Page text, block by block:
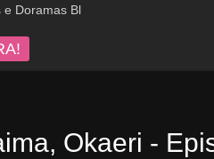
e Doramas Bl
Okaeri -